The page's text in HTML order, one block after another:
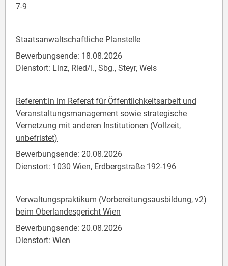
7-9
Staatsanwaltschaftliche Planstelle
Bewerbungsende: 18.08.2026
Dienstort: Linz, Ried/I., Sbg., Steyr, Wels
Referent:in im Referat für Öffentlichkeitsarbeit und
Veranstaltungsmanagement sowie strategische
Vernetzung mit anderen Institutionen (Vollzeit,
unbefristet)
Bewerbungsende: 20.08.2026
Dienstort: 1030 Wien, Erdbergstraße 192-196
Verwaltungspraktikum (Vorbereitungsausbildung, v2)
beim Oberlandesgericht Wien
Bewerbungsende: 20.08.2026
Dienstort: Wien